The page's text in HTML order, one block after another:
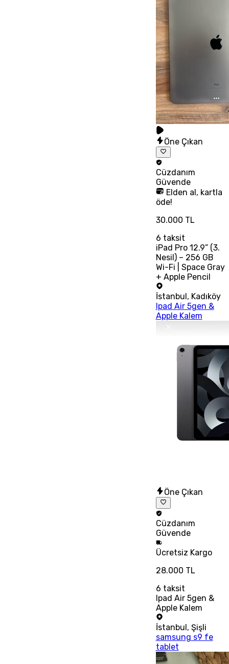
Öne Çıkan
Cüzdanım
Güvende
Elden al, kartla
öde!
30.000 TL
6 taksit
iPad Pro 12.9” (3.
Nesil) – 256 GB
Wi-Fi | Space Gray
+ Apple Pencil
İstanbul , Kadıköy
Ipad Air 5gen &
Apple Kalem
Öne Çıkan
Cüzdanım
Güvende
Ücretsiz Kargo
28.000 TL
6 taksit
Ipad Air 5gen &
Apple Kalem
İstanbul, Şişli
samsung s9 fe
tablet